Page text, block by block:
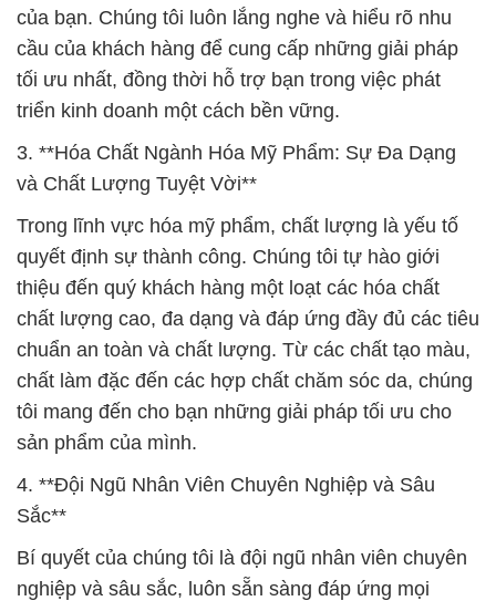
của bạn. Chúng tôi luôn lắng nghe và hiểu rõ nhu
cầu của khách hàng để cung cấp những giải pháp
tối ưu nhất, đồng thời hỗ trợ bạn trong việc phát
triển kinh doanh một cách bền vững.
3. **Hóa Chất Ngành Hóa Mỹ Phẩm: Sự Đa Dạng
và Chất Lượng Tuyệt Vời**
Trong lĩnh vực hóa mỹ phẩm, chất lượng là yếu tố
quyết định sự thành công. Chúng tôi tự hào giới
thiệu đến quý khách hàng một loạt các hóa chất
chất lượng cao, đa dạng và đáp ứng đầy đủ các tiêu
chuẩn an toàn và chất lượng. Từ các chất tạo màu,
chất làm đặc đến các hợp chất chăm sóc da, chúng
tôi mang đến cho bạn những giải pháp tối ưu cho
sản phẩm của mình.
4. **Đội Ngũ Nhân Viên Chuyên Nghiệp và Sâu
Sắc**
Bí quyết của chúng tôi là đội ngũ nhân viên chuyên
nghiệp và sâu sắc, luôn sẵn sàng đáp ứng mọi